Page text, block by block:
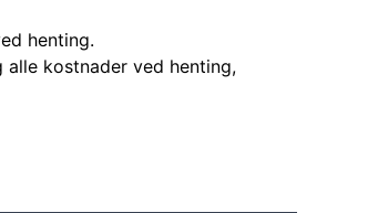
henting.
kostnader ved henting,